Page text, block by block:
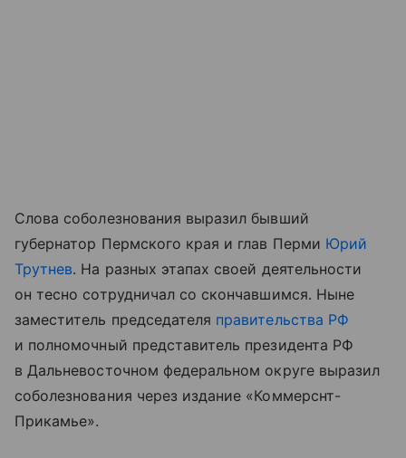
Слова соболезнования выразил бывший
губернатор Пермского края и глав Перми Юрий
Трутнев. На разных этапах своей деятельности
он тесно сотрудничал со скончавшимся. Ныне
заместитель председателя правительства РФ
и полномочный представитель президента РФ
в Дальневосточном федеральном округе выразил
соболезнования через издание «Коммерснт-
Прикамье».